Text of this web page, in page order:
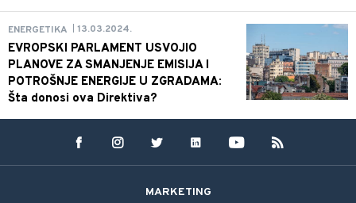
ENERGETIKA 13.03.2024.
EVROPSKI PARLAMENT USVOJIO
PLANOVE ZA SMANJENJE EMISIJA I
POTROŠNJE ENERGIJE U ZGRADAMA:
Šta donosi ova Direktiva?
MARKETING